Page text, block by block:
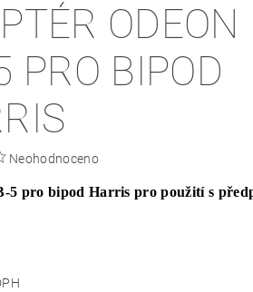
ODEON
PRO BIPOD
Neohodnoceno
5 pro bipod Harris pro použití s
DPH